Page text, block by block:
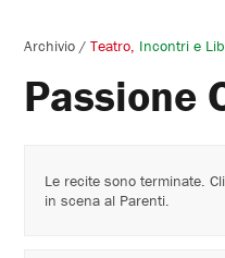
Archivio /Teatro Incontri e
Passione
Le recite sono terminate.
in scena al Parenti.